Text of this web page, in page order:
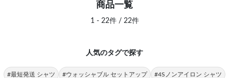
商品一覧
1 - 22件 / 22件
人気のタグで探す
#最短発送 シャツ #ウォッシャブル セットアップ #4Sノンアイロン シャツ